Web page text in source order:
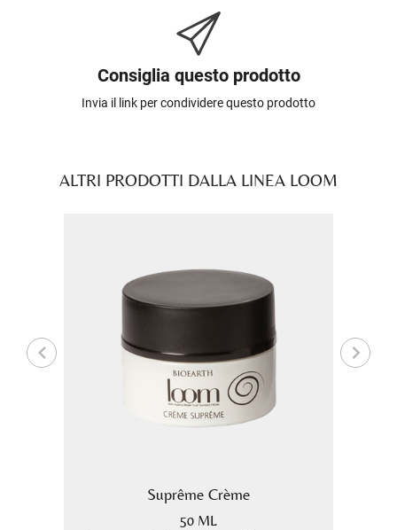
Consiglia questo prodotto
Invia il link per condividere questo prodotto
ALTRI PRODOTTI DALLA LINEA LOOM
Suprême Crème
50 ML